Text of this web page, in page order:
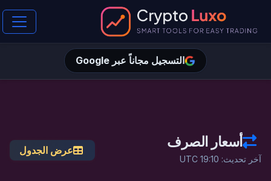
التسجيل مجاناً عبر Google
أسعار الصرف
آخر تحديث: 19:10 UTC
عرض الجدول